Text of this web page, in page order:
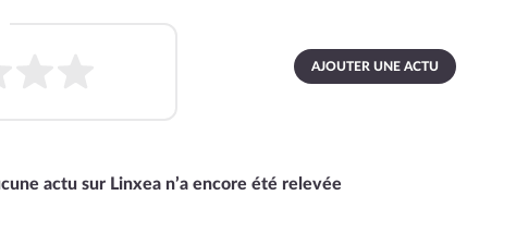
AJOUTER UNE ACTU
actu sur Linxea n’a encore été relevée